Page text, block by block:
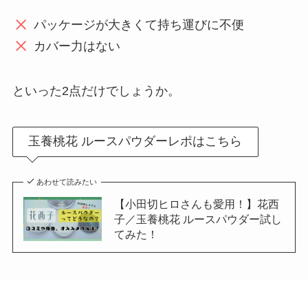
パッケージが大きくて持ち運びに不便
カバー力はない
といった2点だけでしょうか。
玉養桃花 ルースパウダーレポはこちら
あわせて読みたい
【小田切ヒロさんも愛用！】花西
子／玉養桃花 ルースパウダー試し
てみた！